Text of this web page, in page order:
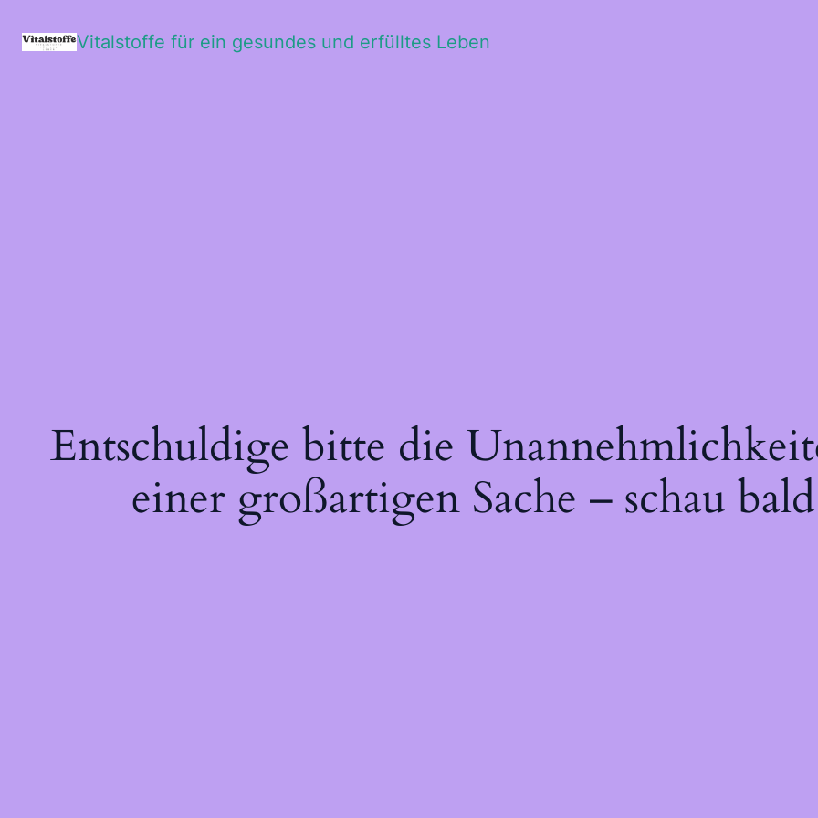
Vitalstoffe für ein gesundes und erfülltes Leben
Entschuldige bitte die
einer großartigen Sache – schau